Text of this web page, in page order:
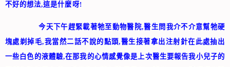
不好的想法,這是什麼呀!
今天下午趕緊載著牠至動物醫院,醫生問我介不介意幫牠硬
塊處剃掉毛,我當然二話不說的點頭,醫生接著拿出注射針在此處抽出
一些白色的液體驗,在那我的心情感覺像是上次醫生要報告我小兒子的